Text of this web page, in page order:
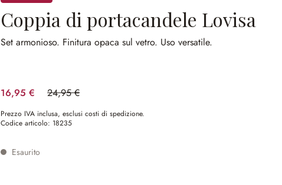
Coppia di portacandele Lovisa
Set armonioso. Finitura opaca sul vetro. Uso versatile.
16,95 € 24,95 €
(risparmio 32.06%)
Prezzo IVA inclusa, esclusi costi di spedizione.
Codice articolo: 18235
Esaurito